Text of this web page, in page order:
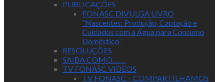
PUBLICAÇÕES
FONASC DIVULGA LIVRO
“Nascentes: Produção, Captação e
Cuidados com a Água para Consumo
Doméstico”
RESOLUÇÕES
SAIBA COMO…….
TV FONASC VIDEOS
TV FONASC – COMPARTILHAMOS